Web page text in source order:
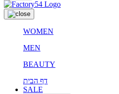
WOMEN
MEN
BEAUTY
דף הבית
SALE